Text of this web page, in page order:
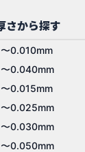
さから探す
〜0.010mm
〜0.040mm
〜0.015mm
〜0.025mm
〜0.030mm
〜0.050mm